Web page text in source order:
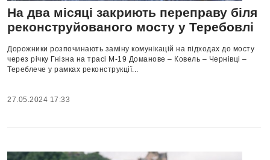
На два місяці закриють переправу біля
реконструйованого мосту у Теребовлі
Дорожники розпочинають заміну комунікацій на підходах до мосту
через річку Гнізна на трасі М-19 Доманове – Ковель – Чернівці –
Тереблече у рамках реконструкції...
27.05.2024 17:33